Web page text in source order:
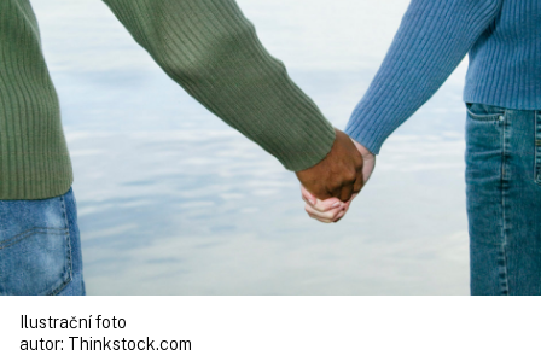
Ilustrační foto
autor: Thinkstock.com